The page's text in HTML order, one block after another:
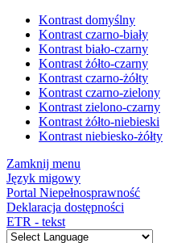
Kontrast domyślny
Kontrast czarno-biały
Kontrast biało-czarny
Kontrast żółto-czarny
Kontrast czarno-żółty
Kontrast czarno-zielony
Kontrast zielono-czarny
Kontrast żółto-niebieski
Kontrast niebiesko-żółty
Zamknij menu
Język migowy
Portal Niepełnosprawność
Deklaracja dostępności
ETR - tekst